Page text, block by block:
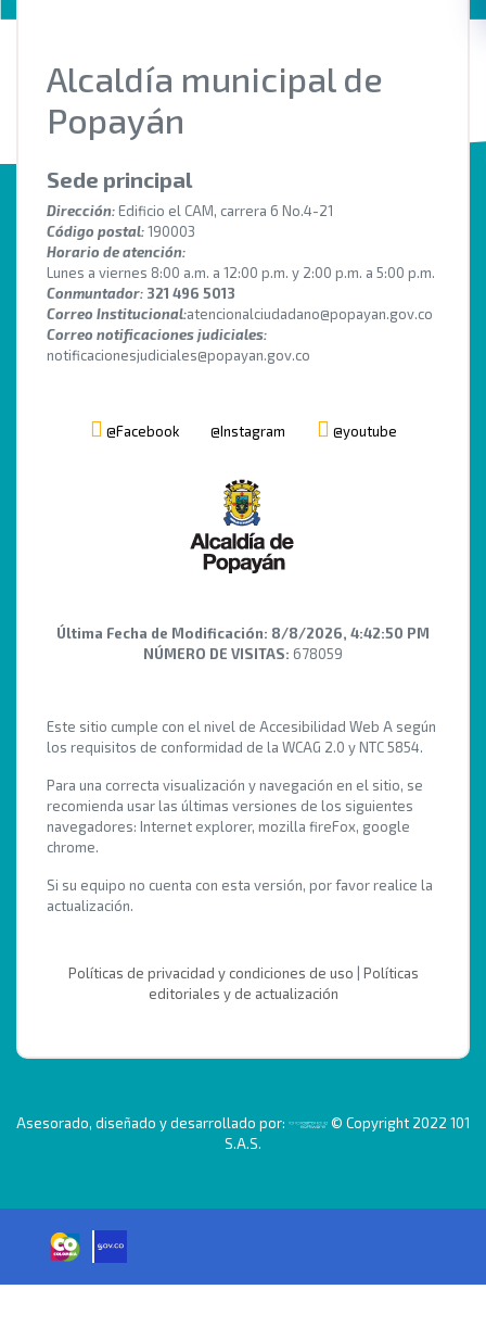
Alcaldía municipal de
Popayán
Sede principal
Dirección: Edificio el CAM, carrera 6 No.4-21
Código postal:190003
Horario de atención:
Lunes a viernes 8:00 a.m. a 12:00 p.m. y 2:00 p.m. a 5:00 p.m.
Conmuntador: 321 496 5013
Correo Institucional:atencionalciudadano@popayan.gov.co
Correo notificaciones judiciales:
notificacionesjudiciales@popayan.gov.co
@Facebook @Instagram @youtube
Última Fecha de Modificación: 8/8/2026, 4:42:50 PM
NÚMERO DE VISITAS: 678059
Este sitio cumple con el nivel de Accesibilidad Web A según
los requisitos de conformidad de la WCAG 2.0 y NTC 5854.
Para una correcta visualización y navegación en el sitio, se
recomienda usar las últimas versiones de los siguientes
navegadores: Internet explorer, mozilla fireFox, google
chrome.
Si su equipo no cuenta con esta versión, por favor realice la
actualización.
Políticas de privacidad y condiciones de uso
Políticas
editoriales y de actualización
Asesorado, diseñado y desarrollado por:
© Copyright 2022 101
S.A.S.